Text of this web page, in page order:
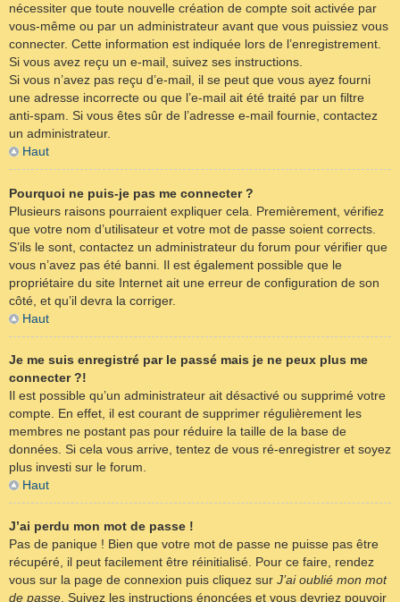
nécessiter que toute nouvelle création de compte soit activée par
vous-même ou par un administrateur avant que vous puissiez vous
connecter. Cette information est indiquée lors de l’enregistrement.
Si vous avez reçu un e-mail, suivez ses instructions.
Si vous n’avez pas reçu d’e-mail, il se peut que vous ayez fourni
une adresse incorrecte ou que l’e-mail ait été traité par un filtre
anti-spam. Si vous êtes sûr de l’adresse e-mail fournie, contactez
un administrateur.
Haut
Pourquoi ne puis-je pas me connecter ?
Plusieurs raisons pourraient expliquer cela. Premièrement, vérifiez
que votre nom d’utilisateur et votre mot de passe soient corrects.
S’ils le sont, contactez un administrateur du forum pour vérifier que
vous n’avez pas été banni. Il est également possible que le
propriétaire du site Internet ait une erreur de configuration de son
côté, et qu’il devra la corriger.
Haut
Je me suis enregistré par le passé mais je ne peux plus me
connecter ?!
Il est possible qu’un administrateur ait désactivé ou supprimé votre
compte. En effet, il est courant de supprimer régulièrement les
membres ne postant pas pour réduire la taille de la base de
données. Si cela vous arrive, tentez de vous ré-enregistrer et soyez
plus investi sur le forum.
Haut
J’ai perdu mon mot de passe !
Pas de panique ! Bien que votre mot de passe ne puisse pas être
récupéré, il peut facilement être réinitialisé. Pour ce faire, rendez
vous sur la page de connexion puis cliquez sur J’ai oublié mon mot
de passe. Suivez les instructions énoncées et vous devriez pouvoir